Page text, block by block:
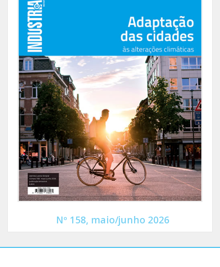
Nº 158, maio/junho 2026